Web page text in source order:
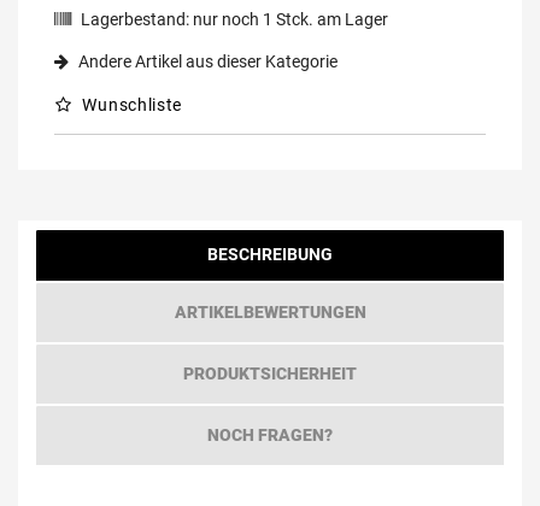
Lagerbestand: nur noch 1 Stck. am Lager
Andere Artikel aus dieser Kategorie
Wunschliste
BESCHREIBUNG
ARTIKELBEWERTUNGEN
PRODUKTSICHERHEIT
NOCH FRAGEN?